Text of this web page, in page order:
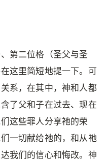
第二位格（圣父与圣
这里简短地提一下。可
系，在其中，神和人都
了父和子在过去、现在
这些罪人分享祂的荣
一切献给祂的，和从祂
我们的信心和悔改。神